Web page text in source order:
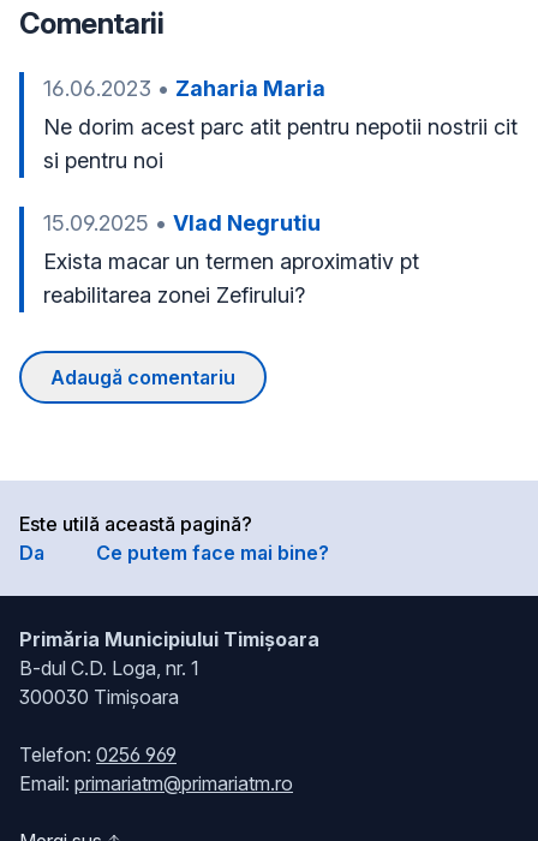
Comentarii
16.06.2023 • Zaharia Maria
Ne dorim acest parc atit pentru nepotii nostrii cit
si pentru noi
15.09.2025 • Vlad Negrutiu
Exista macar un termen aproximativ pt
reabilitarea zonei Zefirului?
Adaugă comentariu
Este utilă această pagină?
Da
Ce putem face mai bine?
Primăria Municipiului Timișoara
B-dul C.D. Loga, nr. 1
300030 Timișoara
Telefon: 0256 969
Email: primariatm@primariatm.ro